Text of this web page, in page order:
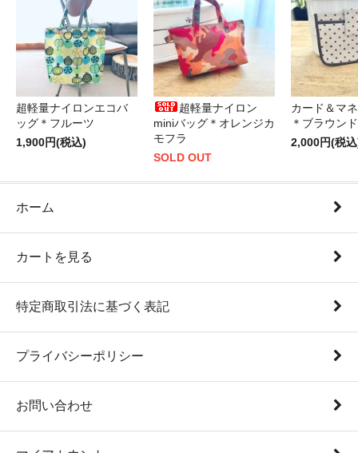
超軽量ナイロンエコバ
ッグ＊フルーツ
1,900円(税込)
超軽量ナイロン
miniバッグ＊オレンジカ
モフラ
SOLD OUT
カード＆マ
＊ブラウン
2,000円(税
ホーム
カートを見る
特定商取引法に基づく表記
プライバシーポリシー
お問い合わせ